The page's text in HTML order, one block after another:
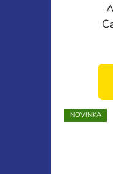
NOVINKA